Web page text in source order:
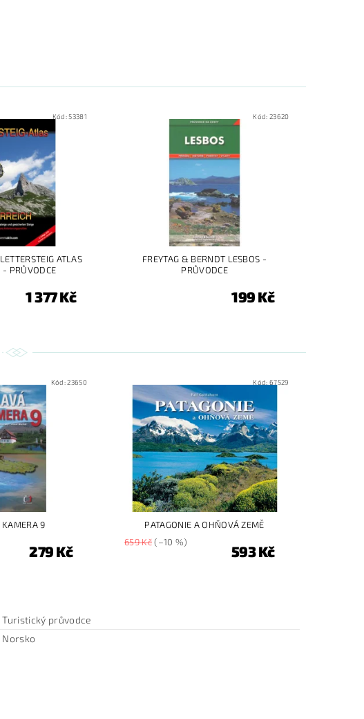
Kód:53381
ATLAS
- PRŮVODCE
1 377 Kč
Kód:23620
FREYTAG & BERNDT LESBOS -
PRŮVODCE
199 Kč
Kód:23650
9
279 Kč
Kód:67529
PATAGONIE A OHŇOVÁ ZEMĚ
659 Kč(–10 %)
593 Kč
Turistický průvodce
Norsko